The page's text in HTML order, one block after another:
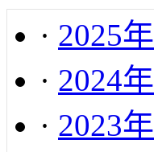
· 2025年
· 2024年
· 2023年